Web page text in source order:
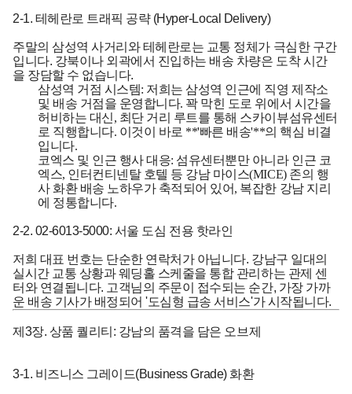
2-1. 테헤란로 트래픽 공략 (Hyper-Local Delivery)
주말의 삼성역 사거리와 테헤란로는 교통 정체가 극심한 구간
입니다. 강북이나 외곽에서 진입하는 배송 차량은 도착 시간
을 장담할 수 없습니다.
삼성역 거점 시스템: 저희는 삼성역 인근에 직영 제작소
및 배송 거점을 운영합니다. 꽉 막힌 도로 위에서 시간을
허비하는 대신, 최단 거리 루트를 통해 스카이뷰섬유센터
로 직행합니다. 이것이 바로 **'빠른 배송'**의 핵심 비결
입니다.
코엑스 및 인근 행사 대응: 섬유센터뿐만 아니라 인근 코
엑스, 인터컨티넨탈 호텔 등 강남 마이스(MICE) 존의 행
사 화환 배송 노하우가 축적되어 있어, 복잡한 강남 지리
에 정통합니다.
2-2. 02-6013-5000: 서울 도심 전용 핫라인
저희 대표 번호는 단순한 연락처가 아닙니다. 강남구 일대의
실시간 교통 상황과 웨딩홀 스케줄을 통합 관리하는 관제 센
터와 연결됩니다. 고객님의 주문이 접수되는 순간, 가장 가까
운 배송 기사가 배정되어 '도심형 급송 서비스'가 시작됩니다.
제3장. 상품 퀄리티: 강남의 품격을 담은 오브제
3-1. 비즈니스 그레이드(Business Grade) 화환